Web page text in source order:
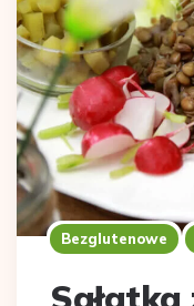
Bezglutenowe